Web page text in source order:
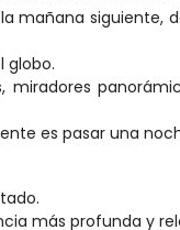
mañana siguiente,
globo.
miradores
es pasar una
más profunda y